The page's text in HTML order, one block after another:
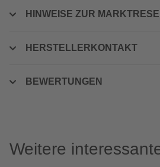
HINWEISE ZUR
HERSTELLERKONTAKT
BEWERTUNGEN
Weitere